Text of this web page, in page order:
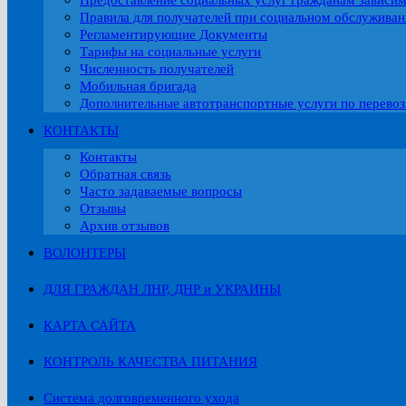
Правила для получателей при социальном
Регламентирующие Документы
Тарифы на социальные услуги
Численность получателей
Мобильная бригада
Дополнительные автотранспортные услуги по
КОНТАКТЫ
Контакты
Обратная связь
Часто задаваемые вопросы
Отзывы
Архив отзывов
ВОЛОНТЕРЫ
ДЛЯ ГРАЖДАН ЛНР, ДНР и УКРАИНЫ
КАРТА САЙТА
КОНТРОЛЬ КАЧЕСТВА ПИТАНИЯ
Система долговременного ухода